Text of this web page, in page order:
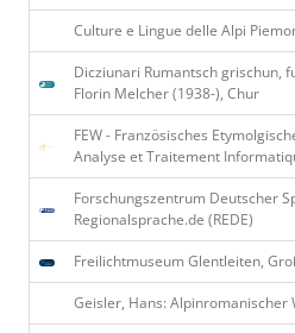
Culture e Lingue delle Alpi
Dicziunari Rumantsch grischun,
Florin Melcher (1938-), Chur
FEW - Französisches
Analyse et Traitement
Forschungszentrum Deutscher
Regionalsprache.de (REDE)
Freilichtmuseum Glentleiten,
Geisler, Hans: Alpinromanischer